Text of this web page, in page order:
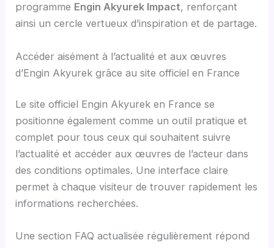
programme Engin Akyurek Impact, renforçant
ainsi un cercle vertueux d’inspiration et de partage.
Accéder aisément à l’actualité et aux œuvres
d’Engin Akyurek grâce au site officiel en France
Le site officiel Engin Akyurek en France se
positionne également comme un outil pratique et
complet pour tous ceux qui souhaitent suivre
l’actualité et accéder aux œuvres de l’acteur dans
des conditions optimales. Une interface claire
permet à chaque visiteur de trouver rapidement les
informations recherchées.
Une section FAQ actualisée régulièrement répond